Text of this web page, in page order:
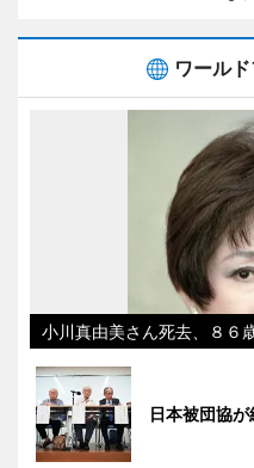
ワール
小川真由美さん死去、８６
日本被団協